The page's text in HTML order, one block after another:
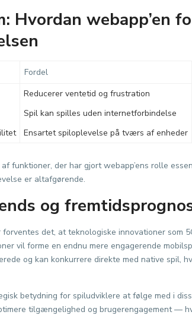
Hvordan webapp’en
Fordel
Reducerer ventetid og frustration
Spil kan spilles uden internetforbindelse
Ensartet spiloplevelse på tværs af enheder
funktioner, der har gjort webapp’ens rolle
er altafgørende.
og
det, at teknologiske innovationer som
vil forme en endnu mere engagerende
og kan konkurrere direkte med native spil,
betydning for spiludviklere at følge med i
tilgængelighed og brugerengagement —